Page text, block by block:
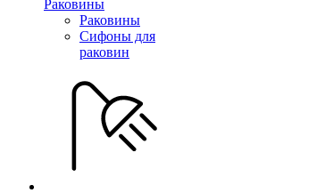
Раковины
Раковины
Сифоны для
раковин